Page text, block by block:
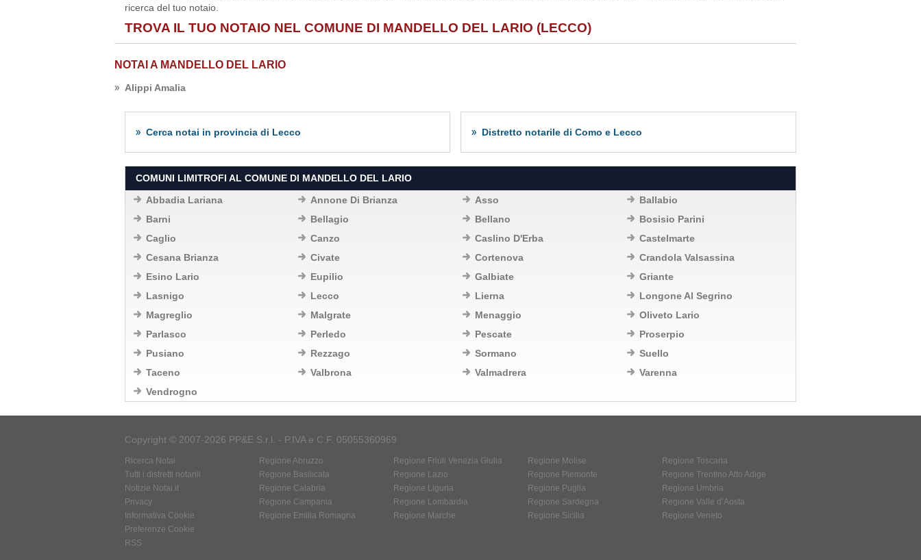
ricerca del tuo notaio.
TROVA IL TUO NOTAIO NEL COMUNE DI MANDELLO DEL LARIO (LECCO)
NOTAI A MANDELLO DEL LARIO
Alippi Amalia
Cerca notai in provincia di Lecco Distretto notarile di Como e Lecco
COMUNI LIMITROFI AL COMUNE DI MANDELLO DEL LARIO
Abbadia Lariana
Annone Di Brianza Asso
Ballabio
Barni
Bellagio Bellano
Bosisio Parini
Caglio
Canzo Caslino D'Erba
Castelmarte
Cesana Brianza
Civate Cortenova
Crandola Valsassina
Esino Lario
Eupilio Galbiate
Griante
Lasnigo
Lecco Lierna
Longone Al Segrino
Magreglio
Malgrate Menaggio
Oliveto Lario
Parlasco
Perledo Pescate
Proserpio
Pusiano
Rezzago Sormano
Suello
Taceno
Valbrona Valmadrera
Varenna
Vendrogno
Copyright © 2007-2026 PP&E S.r.l. - P.IVA e C.F. 05055360969
Ricerca Notai
Tutti i distretti notarili
Notizie Notai.it
Privacy
Informativa Cookie
Preferenze Cookie
RSS
Regione Abruzzo
Regione Basilicata
Regione Calabria
Regione Campania
Regione Emilia Romagna
Regione Friuli Venezia Giulia
Regione Lazio
Regione Liguria
Regione Lombardia
Regione Marche
Regione Molise
Regione Piemonte
Regione Puglia
Regione Sardegna
Regione Sicilia
Regione Toscana
Regione Trentino Alto Adige
Regione Umbria
Regione Valle d’Aosta
Regione Veneto